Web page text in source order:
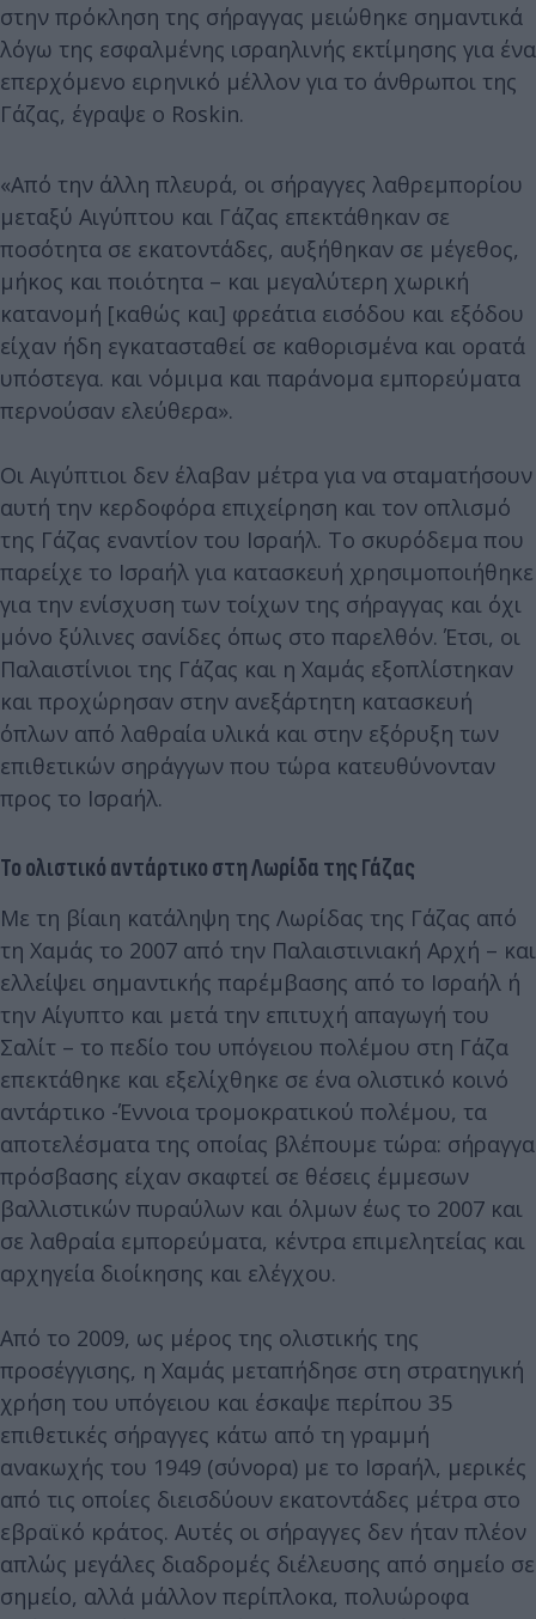
στην πρόκληση της σήραγγας μειώθηκε σημαντικά
λόγω της εσφαλμένης ισραηλινής εκτίμησης για ένα
επερχόμενο ειρηνικό μέλλον για το άνθρωποι της
Γάζας, έγραψε ο Roskin.
«Από την άλλη πλευρά, οι σήραγγες λαθρεμπορίου
μεταξύ Αιγύπτου και Γάζας επεκτάθηκαν σε
ποσότητα σε εκατοντάδες, αυξήθηκαν σε μέγεθος,
μήκος και ποιότητα – και μεγαλύτερη χωρική
κατανομή [καθώς και] φρεάτια εισόδου και εξόδου
είχαν ήδη εγκατασταθεί σε καθορισμένα και ορατά
υπόστεγα. και νόμιμα και παράνομα εμπορεύματα
περνούσαν ελεύθερα».
Οι Αιγύπτιοι δεν έλαβαν μέτρα για να σταματήσουν
αυτή την κερδοφόρα επιχείρηση και τον οπλισμό
της Γάζας εναντίον του Ισραήλ. Το σκυρόδεμα που
παρείχε το Ισραήλ για κατασκευή χρησιμοποιήθηκε
για την ενίσχυση των τοίχων της σήραγγας και όχι
μόνο ξύλινες σανίδες όπως στο παρελθόν. Έτσι, οι
Παλαιστίνιοι της Γάζας και η Χαμάς εξοπλίστηκαν
και προχώρησαν στην ανεξάρτητη κατασκευή
όπλων από λαθραία υλικά και στην εξόρυξη των
επιθετικών σηράγγων που τώρα κατευθύνονταν
προς το Ισραήλ.
Το ολιστικό αντάρτικο στη Λωρίδα της Γάζας
Με τη βίαιη κατάληψη της Λωρίδας της Γάζας από
τη Χαμάς το 2007 από την Παλαιστινιακή Αρχή – και
ελλείψει σημαντικής παρέμβασης από το Ισραήλ ή
την Αίγυπτο και μετά την επιτυχή απαγωγή του
Σαλίτ – το πεδίο του υπόγειου πολέμου στη Γάζα
επεκτάθηκε και εξελίχθηκε σε ένα ολιστικό κοινό
αντάρτικο -Έννοια τρομοκρατικού πολέμου, τα
αποτελέσματα της οποίας βλέπουμε τώρα: σήραγγα
πρόσβασης είχαν σκαφτεί σε θέσεις έμμεσων
βαλλιστικών πυραύλων και όλμων έως το 2007 και
σε λαθραία εμπορεύματα, κέντρα επιμελητείας και
αρχηγεία διοίκησης και ελέγχου.
Από το 2009, ως μέρος της ολιστικής της
προσέγγισης, η Χαμάς μεταπήδησε στη στρατηγική
χρήση του υπόγειου και έσκαψε περίπου 35
επιθετικές σήραγγες κάτω από τη γραμμή
ανακωχής του 1949 (σύνορα) με το Ισραήλ, μερικές
από τις οποίες διεισδύουν εκατοντάδες μέτρα στο
εβραϊκό κράτος. Αυτές οι σήραγγες δεν ήταν πλέον
απλώς μεγάλες διαδρομές διέλευσης από σημείο σε
σημείο, αλλά μάλλον περίπλοκα, πολυώροφα